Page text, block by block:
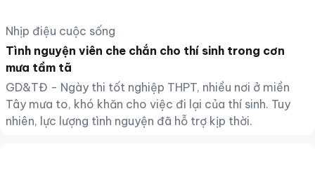
Nhịp điệu cuộc sống
Tình nguyện viên che chắn cho thí sinh trong cơn
mưa tầm tã
GD&TĐ - Ngày thi tốt nghiệp THPT, nhiều nơi ở miền
Tây mưa to, khó khăn cho việc đi lại của thí sinh. Tuy
nhiên, lực lượng tình nguyện đã hỗ trợ kịp thời.